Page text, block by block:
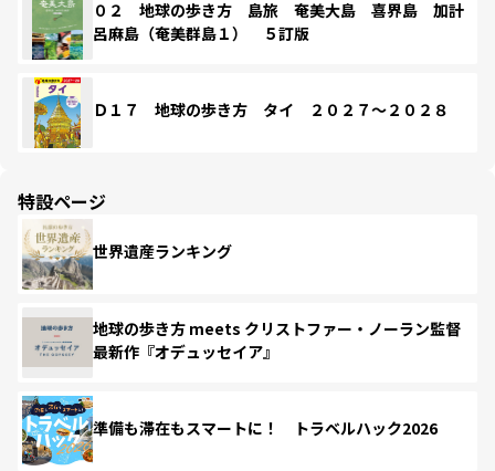
０２ 地球の歩き方 島旅 奄美大島 喜界島 加計
呂麻島（奄美群島１） ５訂版
Ｄ１７ 地球の歩き方 タイ ２０２７～２０２８
特設ページ
世界遺産ランキング
地球の歩き方 meets クリストファー・ノーラン監督
最新作『オデュッセイア』
準備も滞在もスマートに！ トラベルハック2026